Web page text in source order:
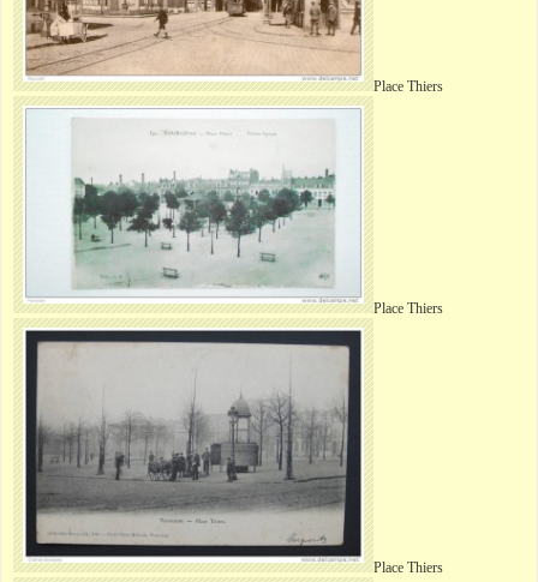
Place Thiers
Place Thiers
Place Thiers